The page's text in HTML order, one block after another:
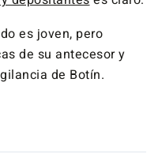
es joven, pero
de su antecesor y
de Botín.